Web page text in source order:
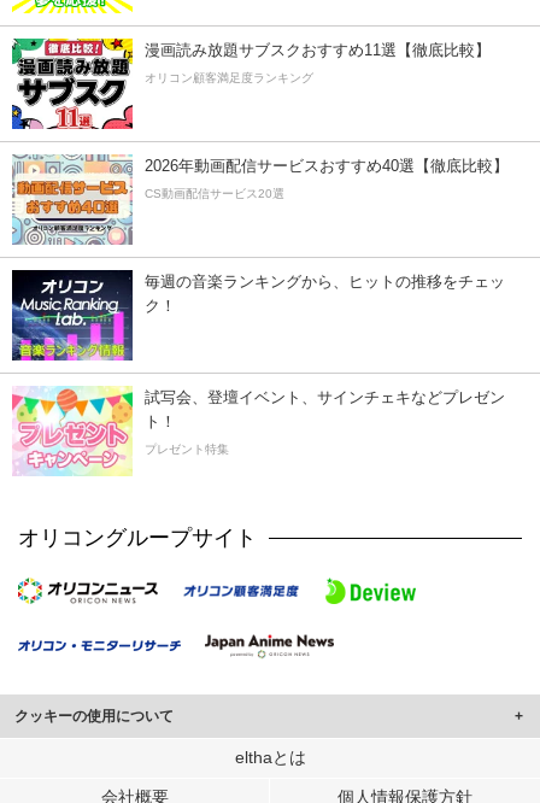
漫画読み放題サブスクおすすめ11選【徹底比較】
オリコン顧客満足度ランキング
2026年動画配信サービスおすすめ40選【徹底比較】
CS動画配信サービス20選
毎週の音楽ランキングから、ヒットの推移をチェッ
ク！
試写会、登壇イベント、サインチェキなどプレゼン
ト！
プレゼント特集
オリコングループサイト
クッキーの使用について
このサイトでは Cookie を使用して、ユーザーに合わせたコンテンツや広告の
行っています。
elthaとは
会社概要 個人情報保護方針